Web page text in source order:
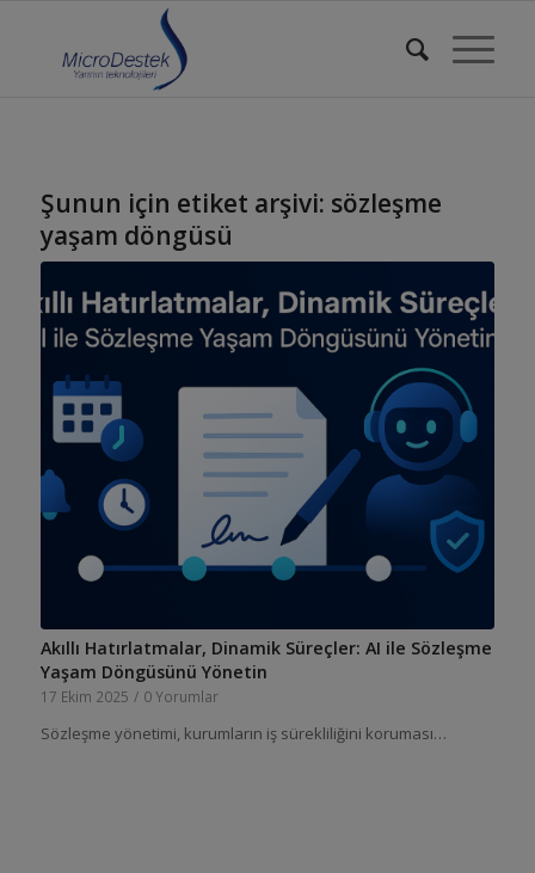
Şunun için etiket arşivi: sözleşme
yaşam döngüsü
Akıllı Hatırlatmalar, Dinamik Süreçler: AI ile Sözleşme
Yaşam Döngüsünü Yönetin
17 Ekim 2025 / 0 Yorumlar
Sözleşme yönetimi, kurumların iş sürekliliğini koruması…